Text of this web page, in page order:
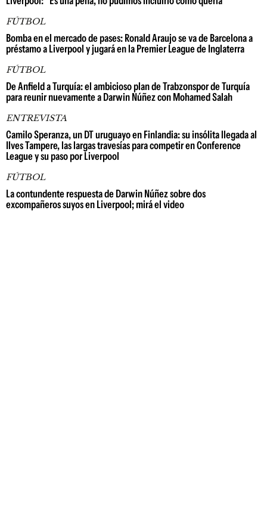
FÚTBOL
Bomba en el mercado de pases: Ronald Araujo se va de Barcelona a
préstamo a Liverpool y jugará en la Premier League de Inglaterra
FÚTBOL
De Anfield a Turquía: el ambicioso plan de Trabzonspor de Turquía
para reunir nuevamente a Darwin Núñez con Mohamed Salah
ENTREVISTA
Camilo Speranza, un DT uruguayo en Finlandia: su insólita llegada al
Ilves Tampere, las largas travesías para competir en Conference
League y su paso por Liverpool
FÚTBOL
La contundente respuesta de Darwin Núñez sobre dos
excompañeros suyos en Liverpool; mirá el video